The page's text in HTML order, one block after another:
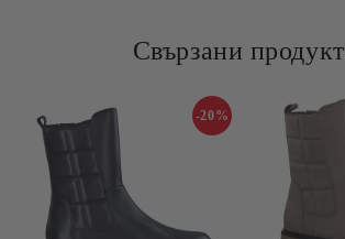
Свързани
-20%